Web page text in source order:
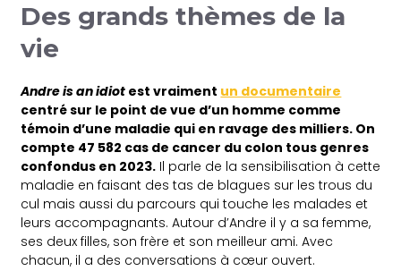
Des grands thèmes de la
vie
Andre is an idiot est vraiment un documentaire
centré sur le point de vue d’un homme comme
témoin d’une maladie qui en ravage des milliers. On
compte 47 582 cas de cancer du colon tous genres
confondus en 2023. Il parle de la sensibilisation à cette
maladie en faisant des tas de blagues sur les trous du
cul mais aussi du parcours qui touche les malades et
leurs accompagnants. Autour d’Andre il y a sa femme,
ses deux filles, son frère et son meilleur ami. Avec
chacun, il a des conversations à cœur ouvert.